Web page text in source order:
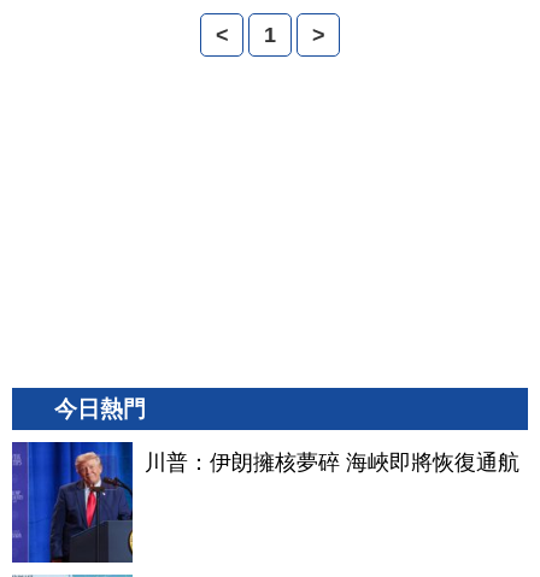
< 1 >
今日熱門
川普：伊朗擁核夢碎 海峽即將恢復通航